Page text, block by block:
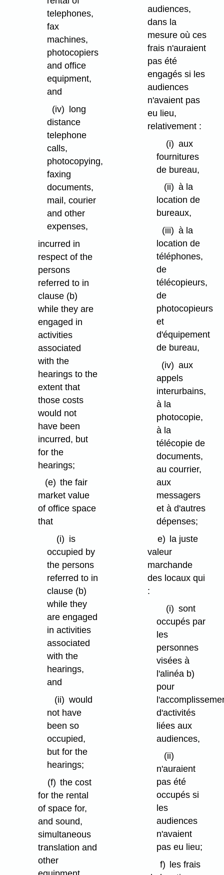
telephones,
fax
machines,
photocopiers
and office
equipment,
and
(iv) long
distance
telephone
calls,
photocopying,
faxing
documents,
mail, courier
and other
expenses,
incurred in
respect of the
persons
referred to in
clause (b)
while they are
engaged in
activities
associated
with the
hearings to the
extent that
those costs
would not
have been
incurred, but
for the
hearings;
(e) the fair
market value
of office space
that
(i) is
occupied by
the persons
referred to in
clause (b)
while they
are engaged
in activities
associated
with the
hearings,
and
(ii) would
not have
been so
occupied,
but for the
hearings;
(f) the cost
for the rental
of space for,
and sound,
simultaneous
translation and
other
audiences,
dans la
mesure où ces
frais n'auraient
pas été
engagés si les
audiences
n'avaient pas
eu lieu,
relativement :
(i) aux
fournitures
de bureau,
(ii) à la
location de
bureaux,
(iii) à la
location de
téléphones,
de
télécopieurs,
de
photocopieurs
et
d'équipement
de bureau,
(iv) aux
appels
interurbains,
à la
photocopie,
à la
télécopie de
documents,
au courrier,
aux
messagers
et à d'autres
dépenses;
e) la juste
valeur
marchande
des locaux qui
:
(i) sont
occupés par
les
personnes
visées à
l'alinéa b)
pour
d'activités
liées aux
audiences,
(ii)
n'auraient
pas été
occupés si
les
audiences
n'avaient
pas eu lieu;
f)
les frais